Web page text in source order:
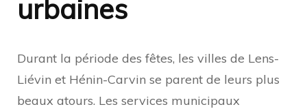
urbaines
Durant la période des fêtes, les villes de Lens-
Liévin et Hénin-Carvin se parent de leurs plus
beaux atours. Les services municipaux